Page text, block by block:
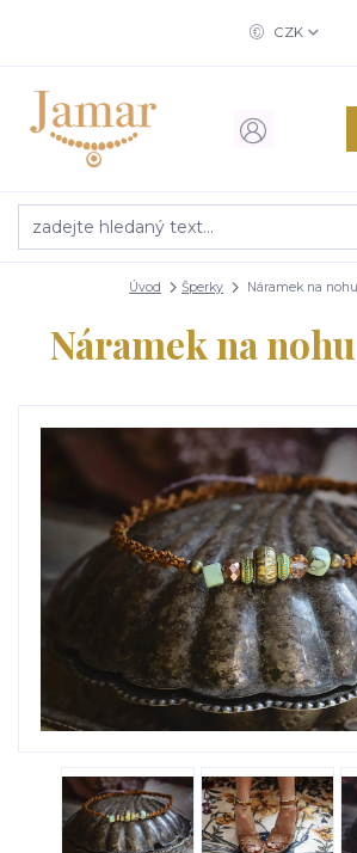
CZK
Úvod Šperky Náramek na
Náramek na